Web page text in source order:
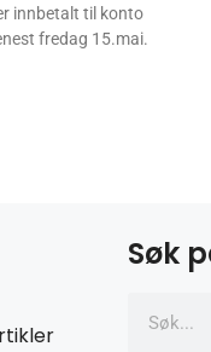
innbetalt til konto
fredag 15.mai.
Søk